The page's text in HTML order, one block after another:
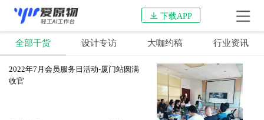
下载APP
全部干货 设计专访 大咖约稿 行业资讯
2022年7月会员服务日活动-厦门站圆满
收官